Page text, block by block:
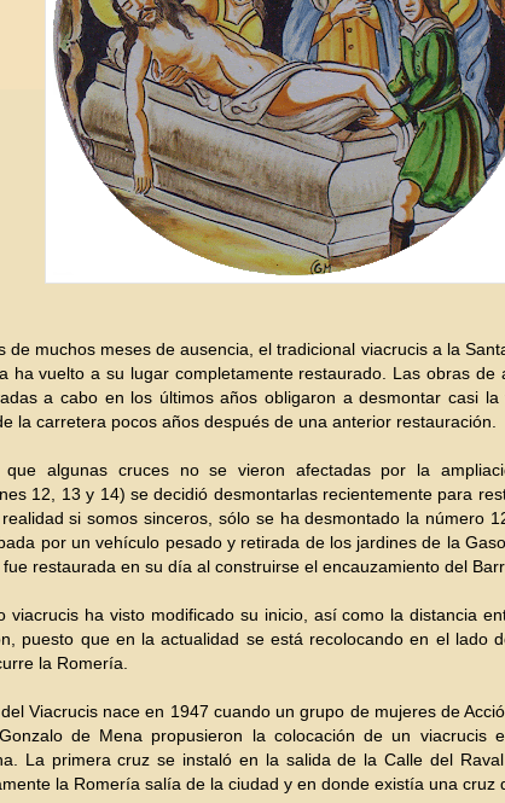
de muchos meses de ausencia, el tradicional viacrucis a la
ha vuelto a su lugar completamente restaurado. Las obras de
a cabo en los últimos años obligaron a desmontar casi
la carretera pocos años después de una anterior restauración.
que algunas cruces no se vieron afectadas por la
12, 13 y 14) se decidió desmontarlas recientemente para
si somos sinceros, sólo se ha desmontado la número
por un vehículo pesado y retirada de los jardines de la
fue restaurada en su día al construirse el encauzamiento del
viacrucis ha visto modificado su inicio, así como la distancia
puesto que en la actualidad se está recolocando en el lado
la Romería.
Viacrucis nace en 1947 cuando un grupo de mujeres de
de Mena propusieron la colocación de un viacrucis
La primera cruz se instaló en la salida de la Calle del
la Romería salía de la ciudad y en donde existía una cruz